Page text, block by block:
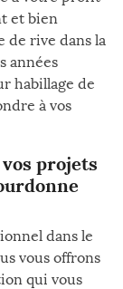
et bien
de rive dans la
années
habillage de
à vos
projets
dans le
vous offrons
qui vous